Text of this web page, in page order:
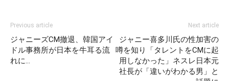
Previous article
ジャニーズCM撤退、韓国アイ
ドル事務所が日本を牛耳る流
れに…
Next article
ジャニー喜多川氏の性加害の
噂を知り「タレントをCMに起
用しなかった」ネスレ日本元
社長が「違いがわかる男」と